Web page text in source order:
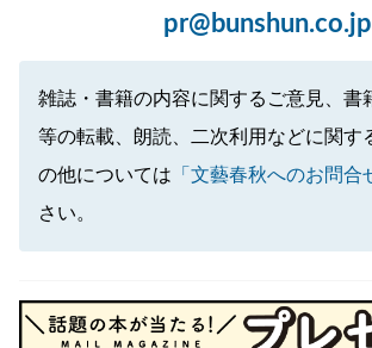
pr@bunshun.co.jp
雑誌・書籍の内容に関するご意見、書
等の転載、朗読、二次利用などに関す
の他については 「文藝春秋へのお問合
さい。